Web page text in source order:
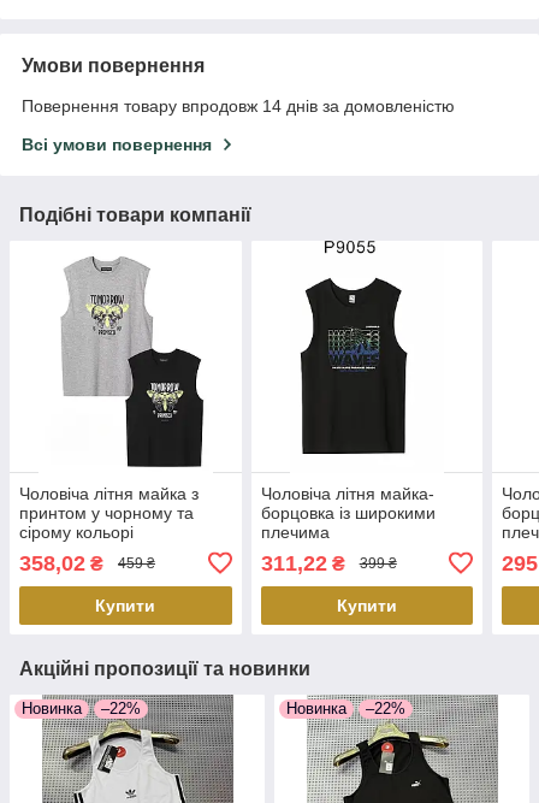
Умови повернення
Повернення товару впродовж 14 днів за домовленістю
Всі умови повернення
Подібні товари компанії
Чоловіча літня майка з
принтом у чорному та
сірому кольорі
358,02 ₴ 459 ₴
Купити
Чоловіча літня майка-
борцовка із широкими
плечима
311,22₴ 399 ₴
Купити
Акційні пропозиції та новинки
Новинка –22% Новинка –22%